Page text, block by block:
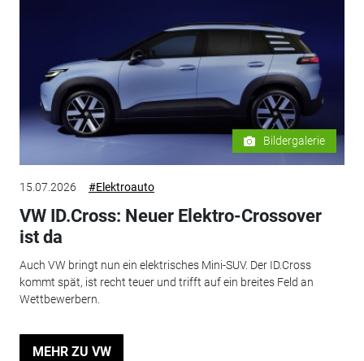
Bildergalerie
15.07.2026 #Elektroauto
VW ID.Cross: Neuer Elektro-Crossover
ist da
Auch VW bringt nun ein elektrisches Mini-SUV. Der ID.Cross
kommt spät, ist recht teuer und trifft auf ein breites Feld an
Wettbewerbern.
MEHR ZU VW